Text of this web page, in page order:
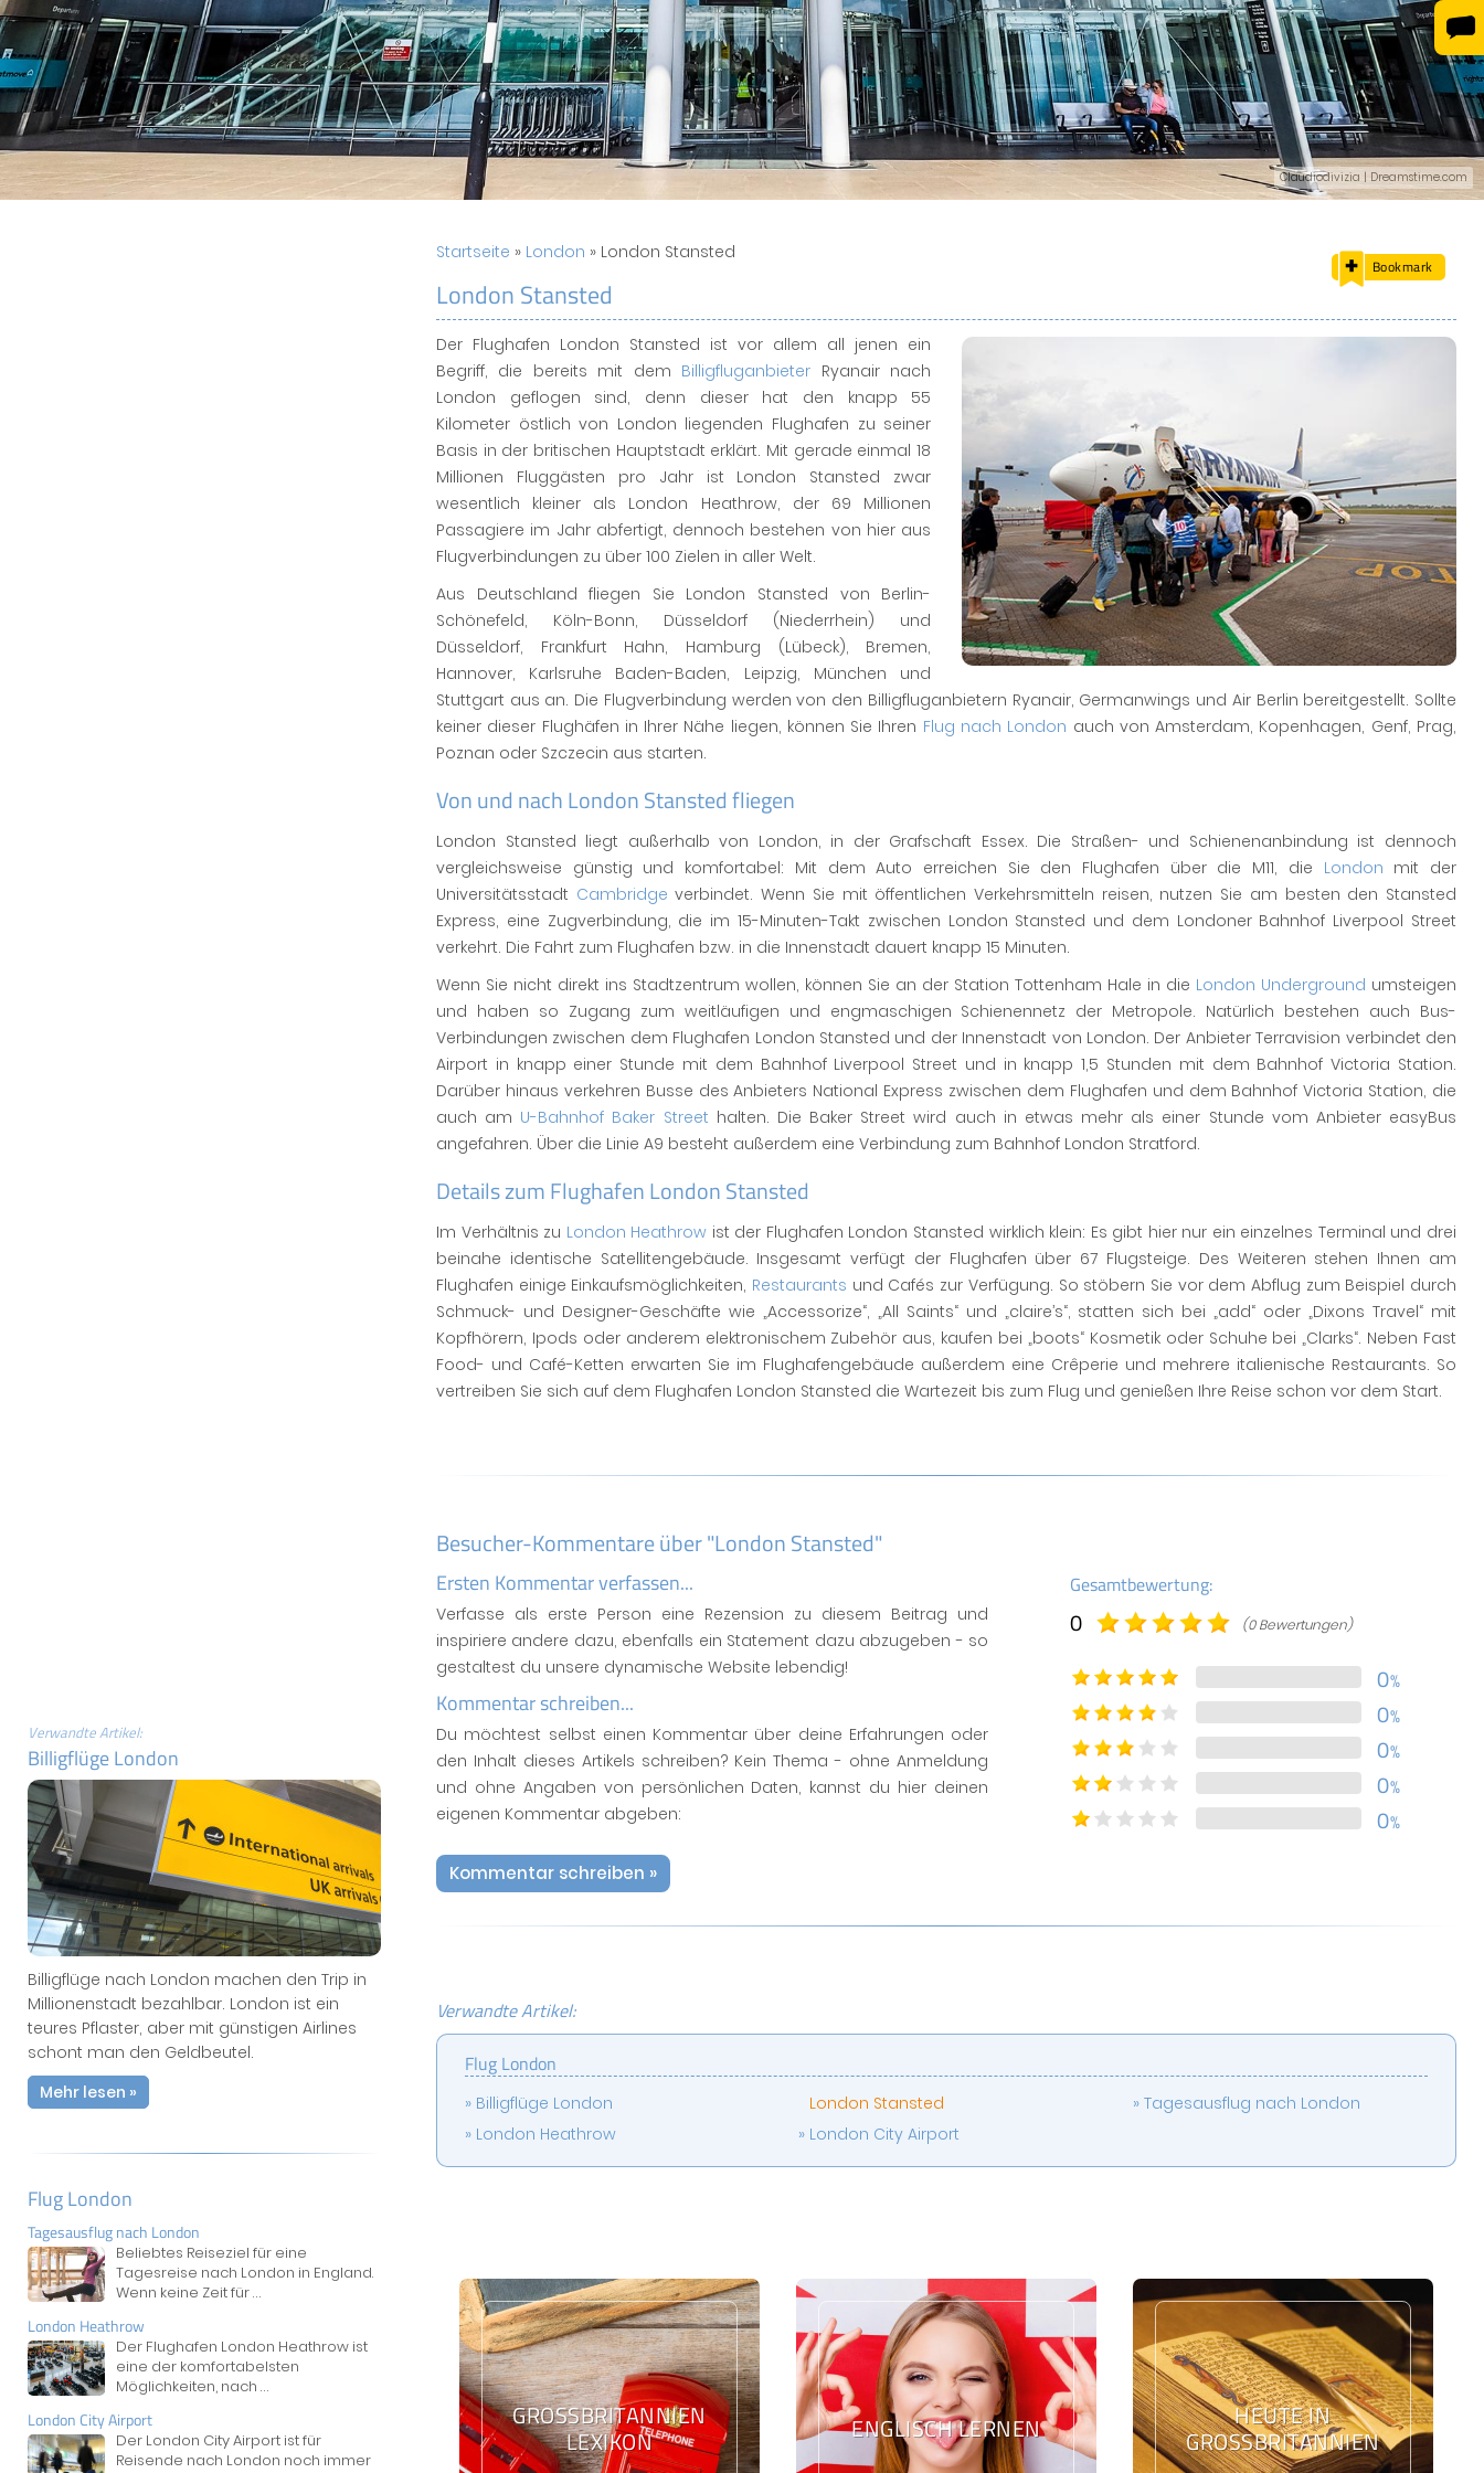
Claudiodivizia | Dreamstime.com
Bookmark
Verwandte Artikel:
Billigflüge London
Billigflüge nach London machen den Trip in
Millionenstadt bezahlbar. London ist ein
teures Pflaster, aber mit günstigen Airlines
schont man den Geldbeutel.
Mehr lesen »
Flug London
Tagesausflug nach London
Beliebtes Reiseziel für eine
Tagesreise nach London in England.
Wenn keine Zeit für...
London Heathrow
Der Flughafen London Heathrow ist
eine der komfortabelsten
Möglichkeiten, nach ...
London City Airport
Der London City Airport ist für
Reisende nach London noch immer
Startseite » London » London Stansted
London Stansted
Der Flughafen London Stansted ist vor allem all jenen ein
Begriff, die bereits mit dem Billigfluganbieter Ryanair nach
London geflogen sind, denn dieser hat den knapp 55
Kilometer östlich von London liegenden Flughafen zu seiner
Basis in der britischen Hauptstadt erklärt. Mit gerade einmal 18
Millionen Fluggästen pro Jahr ist London Stansted zwar
wesentlich kleiner als London Heathrow, der 69 Millionen
Passagiere im Jahr abfertigt, dennoch bestehen von hier aus
Flugverbindungen zu über 100 Zielen in aller Welt.
Aus Deutschland fliegen Sie London Stansted von Berlin-
Schönefeld, Köln-Bonn, Düsseldorf (Niederrhein) und
Düsseldorf, Frankfurt Hahn, Hamburg (Lübeck), Bremen,
Hannover, Karlsruhe Baden-Baden, Leipzig, München und
Stuttgart aus an. Die Flugverbindung werden von den Billigfluganbietern Ryanair, Germanwings und Air Berlin bereitgestellt. Sollte
keiner dieser Flughäfen in Ihrer Nähe liegen, können Sie Ihren Flug nach London auch von Amsterdam, Kopenhagen, Genf, Prag,
Poznan oder Szczecin aus starten.
Von und nach London Stansted fliegen
London Stansted liegt außerhalb von London, in der Grafschaft Essex. Die Straßen- und Schienenanbindung ist dennoch
vergleichsweise günstig und komfortabel: Mit dem Auto erreichen Sie den Flughafen über die M11, die London mit der
Universitätsstadt Cambridge verbindet. Wenn Sie mit öffentlichen Verkehrsmitteln reisen, nutzen Sie am besten den Stansted
Express, eine Zugverbindung, die im 15-Minuten-Takt zwischen London Stansted und dem Londoner Bahnhof Liverpool Street
verkehrt. Die Fahrt zum Flughafen bzw. in die Innenstadt dauert knapp 15 Minuten.
Wenn Sie nicht direkt ins Stadtzentrum wollen, können Sie an der Station Tottenham Hale in die London Underground umsteigen
und haben so Zugang zum weitläufigen und engmaschigen Schienennetz der Metropole. Natürlich bestehen auch Bus-
Verbindungen zwischen dem Flughafen London Stansted und der Innenstadt von London. Der Anbieter Terravision verbindet den
Airport in knapp einer Stunde mit dem Bahnhof Liverpool Street und in knapp 1,5 Stunden mit dem Bahnhof Victoria Station.
Darüber hinaus verkehren Busse des Anbieters National Express zwischen dem Flughafen und dem Bahnhof Victoria Station, die
auch am U-Bahnhof Baker Street halten. Die Baker Street wird auch in etwas mehr als einer Stunde vom Anbieter easyBus
angefahren. Über die Linie A9 besteht außerdem eine Verbindung zum Bahnhof London Stratford.
Details zum Flughafen London Stansted
Im Verhältnis zu London Heathrow ist der Flughafen London Stansted wirklich klein: Es gibt hier nur ein einzelnes Terminal und drei
beinahe identische Satellitengebäude. Insgesamt verfügt der Flughafen über 67 Flugsteige. Des Weiteren stehen Ihnen am
Flughafen einige Einkaufsmöglichkeiten, Restaurants und Cafés zur Verfügung. So stöbern Sie vor dem Abflug zum Beispiel durch
Schmuck- und Designer-Geschäfte wie „Accessorize“, „All Saints“ und „claire’s“, statten sich bei „add“ oder „Dixons Travel“ mit
Kopfhörern, Ipods oder anderem elektronischem Zubehör aus, kaufen bei „boots“ Kosmetik oder Schuhe bei „Clarks“. Neben Fast
Food- und Café-Ketten erwarten Sie im Flughafengebäude außerdem eine Crêperie und mehrere italienische Restaurants. So
vertreiben Sie sich auf dem Flughafen London Stansted die Wartezeit bis zum Flug und genießen Ihre Reise schon vor dem Start.
Besucher-Kommentare über "London Stansted"
Gesamtbewertung:
0 (0 Bewertungen)
0%
0%
0%
0%
0%
Ersten Kommentar verfassen...
Verfasse als erste Person eine Rezension zu diesem Beitrag und
inspiriere andere dazu, ebenfalls ein Statement dazu abzugeben - so
gestaltest du unsere dynamische Website lebendig!
Kommentar schreiben...
Du möchtest selbst einen Kommentar über deine Erfahrungen oder
den Inhalt dieses Artikels schreiben? Kein Thema - ohne Anmeldung
und ohne Angaben von persönlichen Daten, kannst du hier deinen
eigenen Kommentar abgeben:
Kommentar schreiben »
Verwandte Artikel:
Flug London
Billigflüge London
London Heathrow
London Stansted
London City Airport
Tagesausflug nach London
GROSSBRITANNIEN L
EXIKON ENGLISCH LERNEN HEUTE IN
GROSSBRITANNIEN